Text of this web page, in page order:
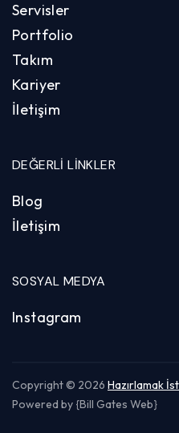
Servisler
Portfolio
Takım
Kariyer
İletişim
DEĞERLI LINKLER
Blog
İletişim
SOSYAL MEDYA
Instagram
Copyright © 2026 Hazırlamak
Powered by {Bill Gates Web}